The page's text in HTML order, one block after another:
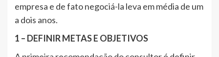
empresa e de fato negociá-la leva em média de um
a dois anos.
1 – DEFINIR METAS E OBJETIVOS